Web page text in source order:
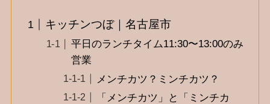
キッチンつぼ｜名古屋市
平日のランチタイム11:30〜13:00のみ
営業
メンチカツ？ミンチカツ？
「メンチカツ」と「ミンチカ